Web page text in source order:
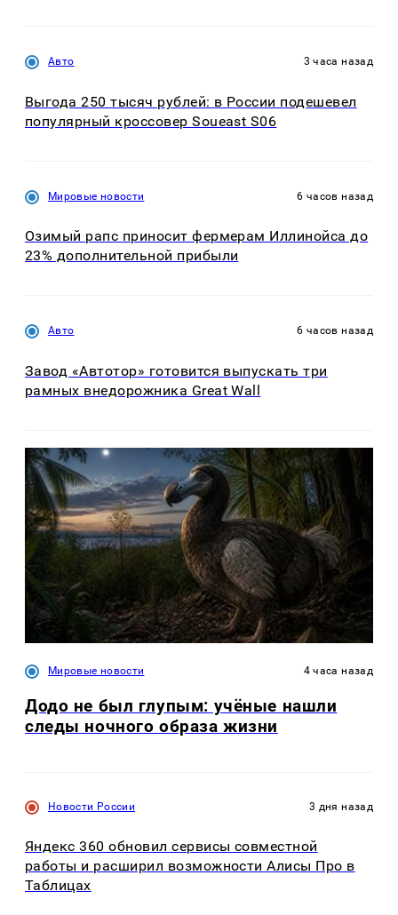
Авто 3 часа назад
Выгода 250 тысяч рублей: в России подешевел
популярный кроссовер Soueast S06
Мировые новости 6 часов назад
Озимый рапс приносит фермерам Иллинойса до
23% дополнительной прибыли
Авто 6 часов назад
Завод «Автотор» готовится выпускать три
рамных внедорожника Great Wall
Мировые новости 4 часа назад
Додо не был глупым: учёные нашли
следы ночного образа жизни
Новости России 3 дня назад
Яндекс 360 обновил сервисы совместной
работы и расширил возможности Алисы Про в
Таблицах